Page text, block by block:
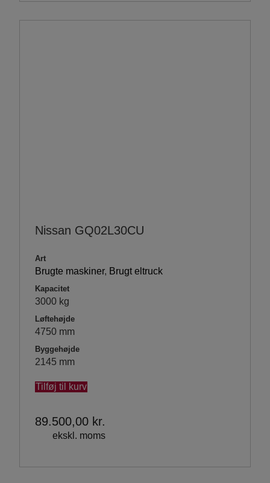
Nissan GQ02L30CU
Art
Brugte maskiner, Brugt eltruck
Kapacitet
3000 kg
Løftehøjde
4750 mm
Byggehøjde
2145 mm
Tilføj til kurv
89.500,00 kr.
ekskl. moms